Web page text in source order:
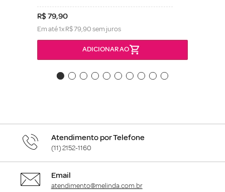
R$79,90
Em até1xR$79,90sem juros
ADICIONAR AO
Atendimento por Telefone
(11) 2152-1160
Email
atendimento@melinda.com.br